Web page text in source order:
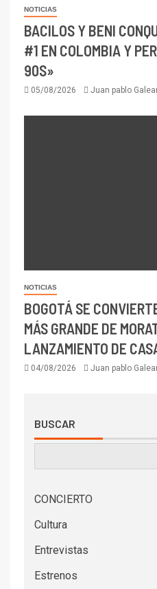
NOTICIAS
BACILOS Y BENI
#1 EN COLOMBIA Y
90S»
05/08/2026 Juan pablo
NOTICIAS
BOGOTÁ SE
MÁS GRANDE DE
LANZAMIENTO DE
04/08/2026 Juan pablo
BUSCAR
CONCIERTO
Cultura
Entrevistas
Estrenos